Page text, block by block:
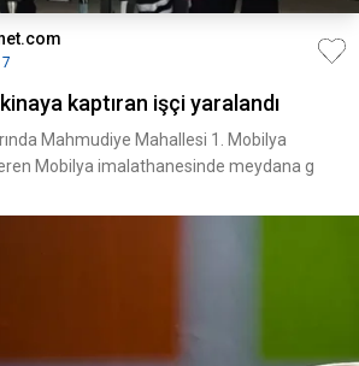
kaptıran işçi yaralandı
Mahmudiye Mahallesi 1. Mobilya
Mobilya imalathanesinde meydana g